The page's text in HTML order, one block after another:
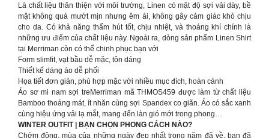
Là chất liệu thân thiện với môi trường, Linen có mật độ sợi vải dày, bề
mặt không quá mướt mịn nhưng êm ái, không gây cảm giác khó chịu
cho da. Có khả năng thấm hút tốt, chịu nhiệt, và thoáng khí chính là
những ưu điểm của chất liệu này. Ngoài ra, dòng sản phẩm Linen Shirt
tại Merriman còn có thể chinh phục bạn với
Form slimfit, vạt bầu dễ mặc, tôn dáng
Thiết kế dáng áo dễ phối
Họa tiết đơn giản, phù hợp mặc với nhiều mục đích, hoàn cảnh
Áo sơ mi nam sợi treMerriman mã THMOS459 được làm từ chất liệu
Bamboo thoáng mát, ít nhăn cùng sợi Spandex co giãn. Áo có sắc xanh
cùng hiệu ứng vải lạ mắt, mang đến làn gió mới trong phong…
WINTER OUTFIT | BẠN CHỌN PHONG CÁCH NÀO?
Chớm đông, mùa của những ngày đẹp nhất trong năm đã về, bạn đã